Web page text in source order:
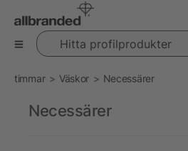
Hitta profilprodukter
timmar Väskor Necessärer
Necessärer